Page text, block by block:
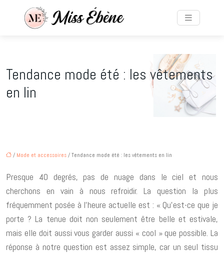
Tendance mode été : les vêtements
en lin
/ Mode et accessoires / Tendance mode été : les vêtements en lin
Presque 40 degrés, pas de nuage dans le ciel et nous
cherchons en vain à nous refroidir. La question la plus
fréquemment posée à l’heure actuelle est : « Qu’est-ce que je
porte ? La tenue doit non seulement être belle et estivale,
mais elle doit aussi vous garder aussi « cool » que possible. La
réponse à notre question est assez simple, car un seul tissu